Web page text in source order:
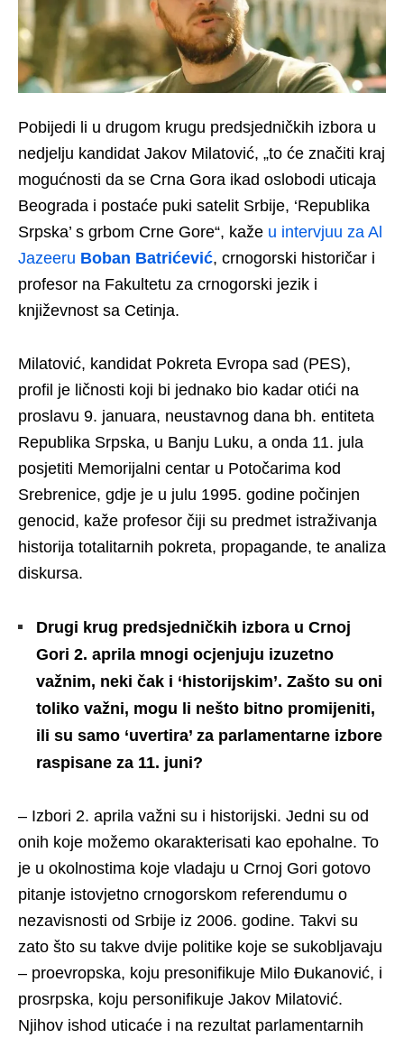
Pobijedi li u drugom krugu predsjedničkih izbora u
nedjelju kandidat Jakov Milatović, „to će značiti kraj
mogućnosti da se Crna Gora ikad oslobodi uticaja
Beograda i postaće puki satelit Srbije, ‘Republika
Srpska’ s grbom Crne Gore“, kaže u intervjuu za Al
Jazeeru Boban Batrićević, crnogorski historičar i
profesor na Fakultetu za crnogorski jezik i
književnost sa Cetinja.
Milatović, kandidat Pokreta Evropa sad (PES),
profil je ličnosti koji bi jednako bio kadar otići na
proslavu 9. januara, neustavnog dana bh. entiteta
Republika Srpska, u Banju Luku, a onda 11. jula
posjetiti Memorijalni centar u Potočarima kod
Srebrenice, gdje je u julu 1995. godine počinjen
genocid, kaže profesor čiji su predmet istraživanja
historija totalitarnih pokreta, propagande, te analiza
diskursa.
Drugi krug predsjedničkih izbora u Crnoj
Gori 2. aprila mnogi ocjenjuju izuzetno
važnim, neki čak i ‘historijskim’. Zašto su oni
toliko važni, mogu li nešto bitno promijeniti,
ili su samo ‘uvertira’ za parlamentarne izbore
raspisane za 11. juni?
– Izbori 2. aprila važni su i historijski. Jedni su od
onih koje možemo okarakterisati kao epohalne. To
je u okolnostima koje vladaju u Crnoj Gori gotovo
pitanje istovjetno crnogorskom referendumu o
nezavisnosti od Srbije iz 2006. godine. Takvi su
zato što su takve dvije politike koje se sukobljavaju
– proevropska, koju presonifikuje Milo Đukanović, i
prosrpska, koju personifikuje Jakov Milatović.
Njihov ishod uticaće i na rezultat parlamentarnih